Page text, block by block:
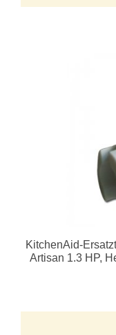
KitchenAid-
Artisan 1.3 HP,